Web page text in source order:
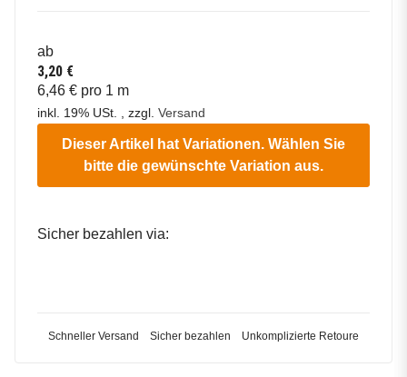
ab
3,20 €
6,46 € pro 1 m
inkl. 19% USt. , zzgl. Versand
Dieser Artikel hat Variationen. Wählen Sie
bitte die gewünschte Variation aus.
Sicher bezahlen via:
Schneller Versand Sicher bezahlen Unkomplizierte Retoure